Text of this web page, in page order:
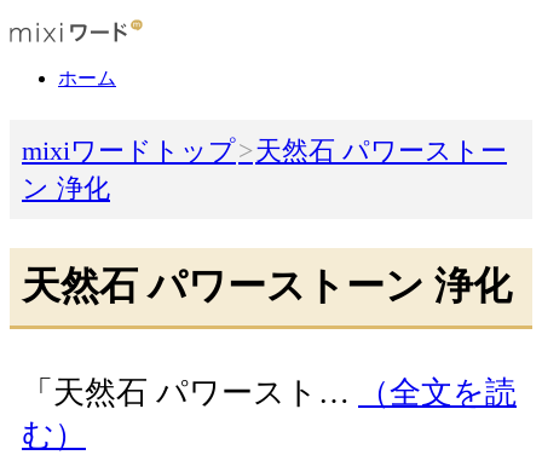
ホーム
mixiワードトップ
天然石 パワーストー
ン 浄化
天然石 パワーストーン 浄化
「天然石 パワースト…
（全文を読
む）